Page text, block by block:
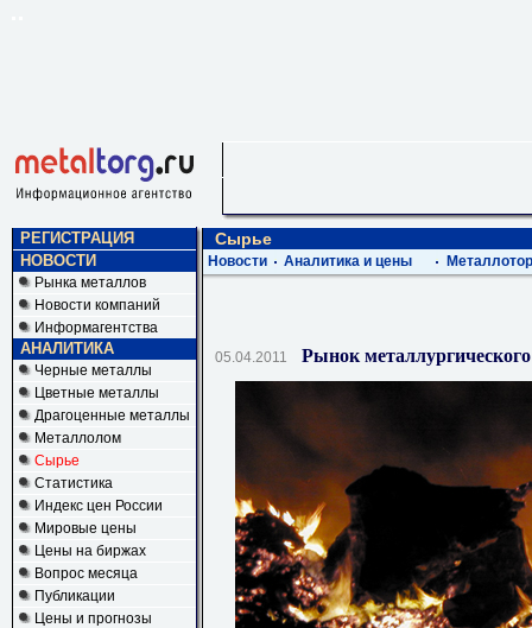
РЕГИСТРАЦИЯ
НОВОСТИ
Рынка металлов
Новости компаний
Информагентства
АНАЛИТИКА
Черные металлы
Цветные металлы
Драгоценные металлы
Металлолом
Сырье
Статистика
Индекс цен России
Мировые цены
Цены на биржах
Вопрос месяца
Публикации
Цены и прогнозы
Сырье
Новости Аналитика и цены
05.04.2011 Рынок